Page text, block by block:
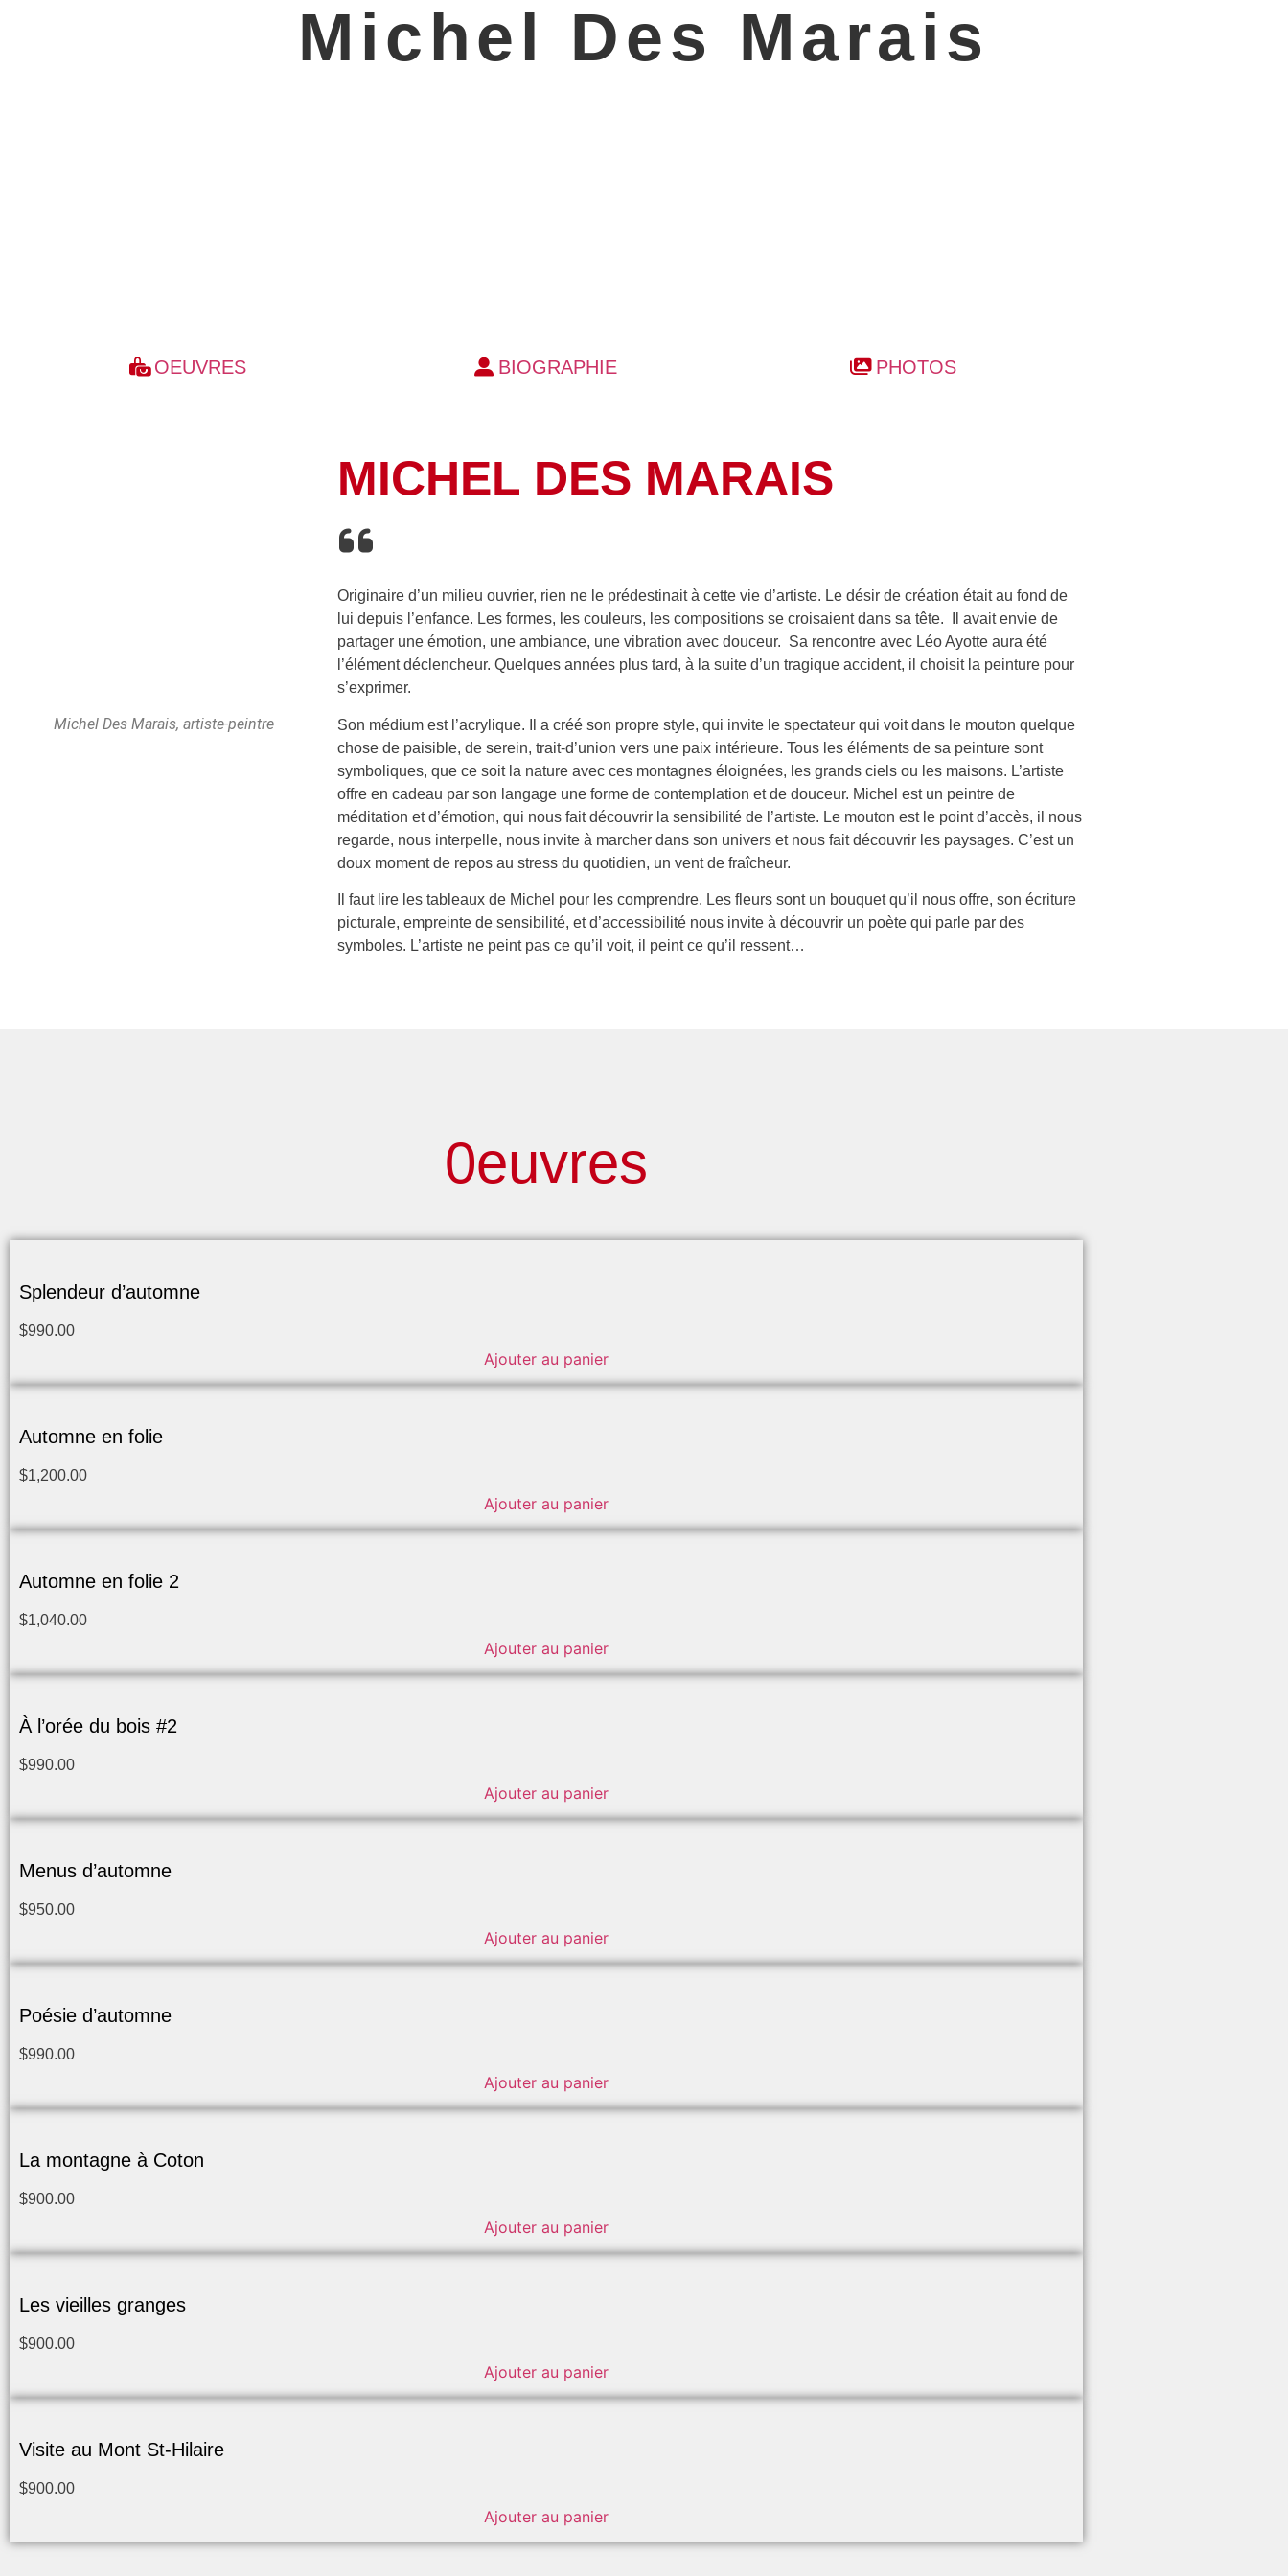
Michel Des Marais
OEUVRES BIOGRAPHIE PHOTOS
Michel Des Marais, artiste-peintre
MICHEL DES MARAIS
Originaire d’un milieu ouvrier, rien ne le prédestinait à cette vie d’artiste. Le désir de création était au fond de
lui depuis l’enfance. Les formes, les couleurs, les compositions se croisaient dans sa tête. Il avait envie de
partager une émotion, une ambiance, une vibration avec douceur. Sa rencontre avec Léo Ayotte aura été
l’élément déclencheur. Quelques années plus tard, à la suite d’un tragique accident, il choisit la peinture pour
s’exprimer.
Son médium est l’acrylique. Il a créé son propre style, qui invite le spectateur qui voit dans le mouton quelque
chose de paisible, de serein, trait-d’union vers une paix intérieure. Tous les éléments de sa peinture sont
symboliques, que ce soit la nature avec ces montagnes éloignées, les grands ciels ou les maisons. L’artiste
offre en cadeau par son langage une forme de contemplation et de douceur. Michel est un peintre de
méditation et d’émotion, qui nous fait découvrir la sensibilité de l’artiste. Le mouton est le point d’accès, il nous
regarde, nous interpelle, nous invite à marcher dans son univers et nous fait découvrir les paysages. C’est un
doux moment de repos au stress du quotidien, un vent de fraîcheur.
Il faut lire les tableaux de Michel pour les comprendre. Les fleurs sont un bouquet qu’il nous offre, son écriture
picturale, empreinte de sensibilité, et d’accessibilité nous invite à découvrir un poète qui parle par des
symboles. L’artiste ne peint pas ce qu’il voit, il peint ce qu’il ressent…
0euvres
Splendeur d’automne
$990.00
Ajouter au panier
Automne en folie
$1,200.00
Ajouter au panier
Automne en folie 2
$1,040.00
Ajouter au panier
À l’orée du bois #2
$990.00
Ajouter au panier
Menus d’automne
$950.00
Ajouter au panier
Poésie d’automne
$990.00
Ajouter au panier
La montagne à Coton
$900.00
Ajouter au panier
Les vieilles granges
$900.00
Ajouter au panier
Visite au Mont St-Hilaire
$900.00
Ajouter au panier